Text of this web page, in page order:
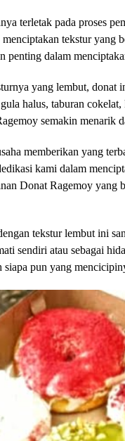
terletak pada proses
tekstur yang
penting dalam
yang lembut, donat
halus, taburan
semakin menarik
memberikan yang
kami dalam
Donat Ragemoy
tekstur lembut ini
sendiri atau sebagai
siapa pun yang